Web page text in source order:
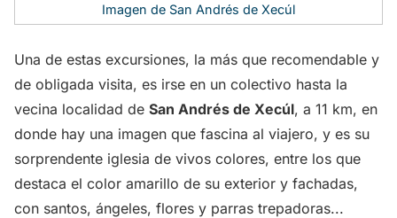
Imagen de San Andrés de Xecúl
Una de estas excursiones, la más que recomendable y
de obligada visita, es irse en un colectivo hasta la
vecina localidad de San Andrés de Xecúl, a 11 km, en
donde hay una imagen que fascina al viajero, y es su
sorprendente iglesia de vivos colores, entre los que
destaca el color amarillo de su exterior y fachadas,
con santos, ángeles, flores y parras trepadoras...